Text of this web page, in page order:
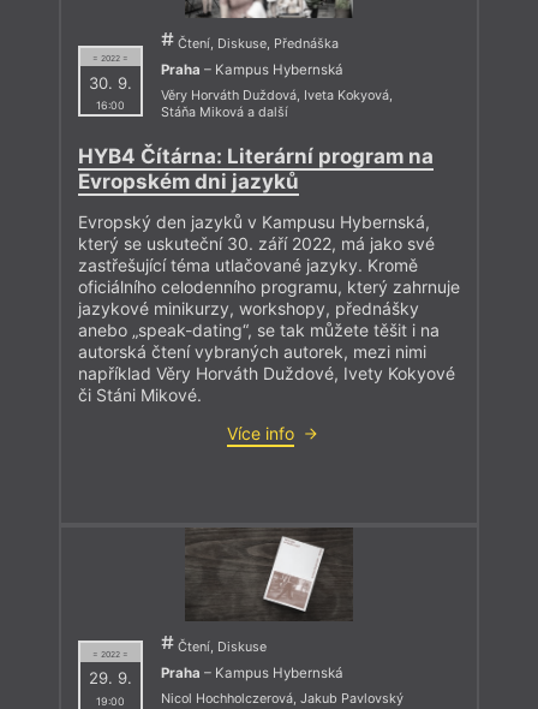
= 2022 =
30. 9.
16:00
Čtení, Diskuse, Přednáška
Praha – Kampus Hybernská
Věry Horváth Duždová, Iveta Kokyová,
Stáňa Miková a další
HYB4 Čítárna: Literární program na
Evropském dni jazyků
Evropský den jazyků v Kampusu Hybernská,
který se uskuteční 30. září 2022, má jako své
zastřešující téma utlačované jazyky. Kromě
oficiálního celodenního programu, který zahrnuje
jazykové minikurzy, workshopy, přednášky
anebo „speak-dating“, se tak můžete těšit i na
autorská čtení vybraných autorek, mezi nimi
například Věry Horváth Duždové, Ivety Kokyové
či Stáni Mikové.
Více info
= 2022 =
29. 9.
19:00
Čtení, Diskuse
Praha – Kampus Hybernská
Nicol Hochholczerová, Jakub Pavlovský